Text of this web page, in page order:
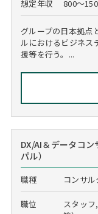
想定年収 800～
グループの日本拠点
ルにおけるビジネス
援等を行う。...
DX/AI＆データコ
パル）
職種 コンサル
職位
スタッ